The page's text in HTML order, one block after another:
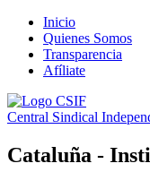
Inicio
Quienes Somos
Transparencia
Afíliate
Central Sindical
Cataluña -